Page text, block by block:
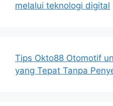
melalui teknologi digital
Tips Okto88 Otomotif
yang Tepat Tanpa